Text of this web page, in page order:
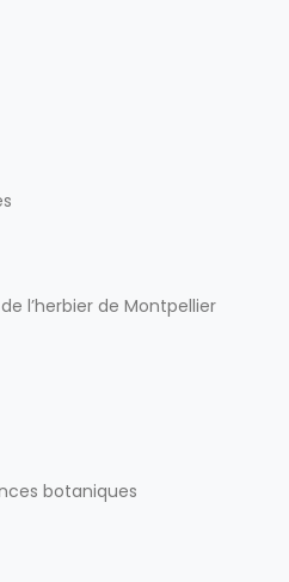
l’herbier de Montpellier
botaniques